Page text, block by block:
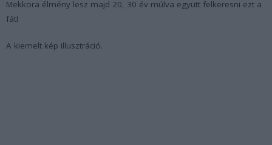
Mekkora élmény lesz majd 20, 30 év múlva együtt felkeresni ezt a
fát!
A kiemelt kép illusztráció.